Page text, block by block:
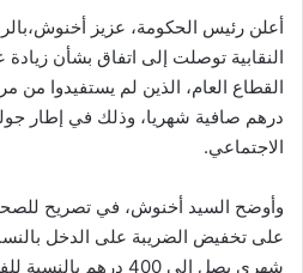
أعلن رئيس الحكومة، عزيز
النقابية توصلت إلى اتفاق بشأن
درهم صافية شهريا، وذلك في إطار
الاجتماعي.
وأوضح السيد أخنوش، في تصريح
على تخفيض الضريبة على الدخل
شهري يصل إلى 400